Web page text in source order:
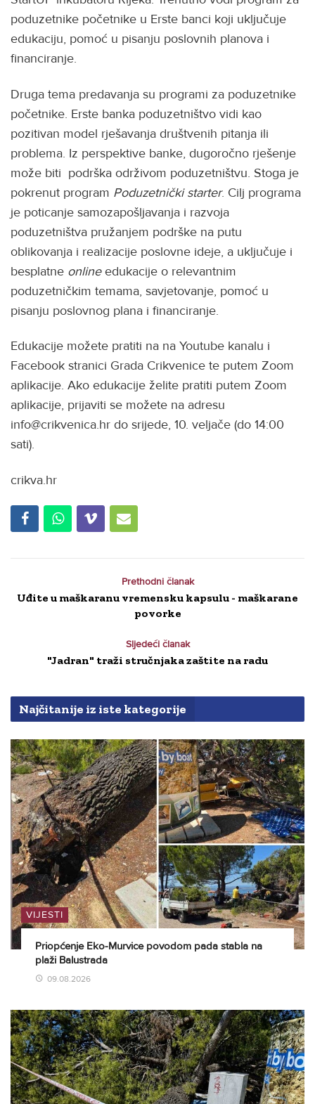
poduzetnike početnike u Erste banci koji uključuje
edukaciju, pomoć u pisanju poslovnih planova i
financiranje.
Druga tema predavanja su programi za poduzetnike
početnike. Erste banka poduzetništvo vidi kao
pozitivan model rješavanja društvenih pitanja ili
problema. Iz perspektive banke, dugoročno rješenje
može biti podrška održivom poduzetništvu. Stoga je
pokrenut program Poduzetnički starter. Cilj programa
je poticanje samozapošljavanja i razvoja
poduzetništva pružanjem podrške na putu
oblikovanja i realizacije poslovne ideje, a uključuje i
besplatne onlineedukacije o relevantnim
poduzetničkim temama, savjetovanje, pomoć u
pisanju poslovnog plana i financiranje.
Edukacije možete pratiti na na Youtube kanalu i
Facebook stranici Grada Crikvenice te putem Zoom
aplikacije. Ako edukacije želite pratiti putem Zoom
aplikacije, prijaviti se možete na adresu
info@crikvenica.hr do srijede, 10. veljače (do 14:00
sati).
crikva.hr
Prethodni članak
Uđite u maškaranu vremensku kapsulu - maškarane
povorke
Sljedeći članak
"Jadran" traži stručnjaka zaštite na radu
Najčitanije iz iste kategorije
VIJESTI
Priopćenje Eko-Murvice povodom pada stabla na
plaži Balustrada
09.08.2026